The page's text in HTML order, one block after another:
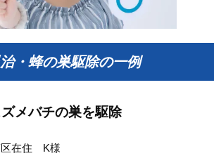
・蜂の巣駆除の一例
メバチの巣を駆除
区在住 K様